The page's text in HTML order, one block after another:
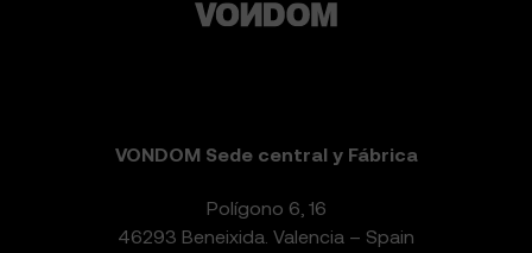
VONDOM Sede central y Fábrica
Polígono 6, 16
46293 Beneixida. Valencia – Spain